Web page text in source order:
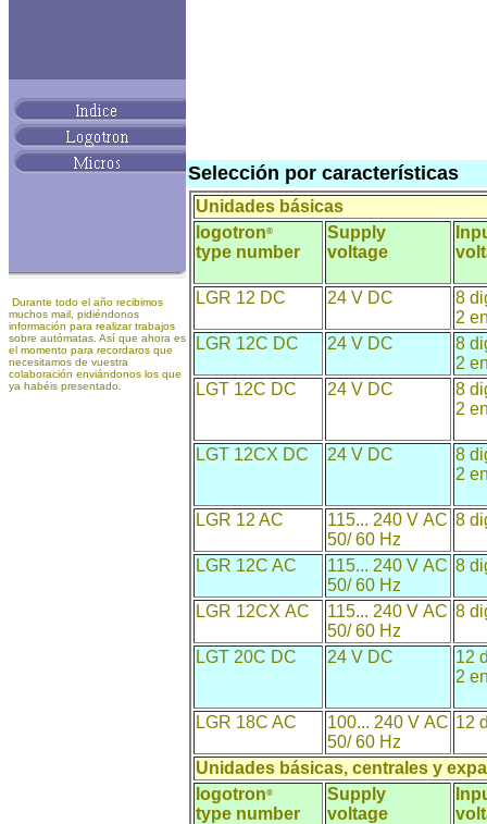
Durante todo el año recibimos
muchos mail, pidiéndonos
información para realizar trabajos
sobre autómatas. Así que ahora es
el momento para recordaros que
necesitamos de vuestra
colaboración enviándonos los que
ya habéis presentado.
Selección por características
Unidades básicas
logotron®
type number
Supply
voltage
LGR 12 DC 24 V DC
8
2
LGR 12C DC
24 V DC
8
2
LGT 12C DC
24 V DC
8
2
LGT 12CX DC 24 V DC
8
2
LGR 12 AC
115... 240 V AC
50/ 60 Hz
8
LGR 12C AC
115... 240 V AC
50/ 60 Hz
8
LGR 12CX AC
115... 240 V AC
50/ 60 Hz
8
LGT 20C DC 24 V DC
12
2
LGR 18C AC
100... 240 V AC
50/ 60 Hz
12
Unidades básicas, centrales y
logotron®
type number
Supply
voltage